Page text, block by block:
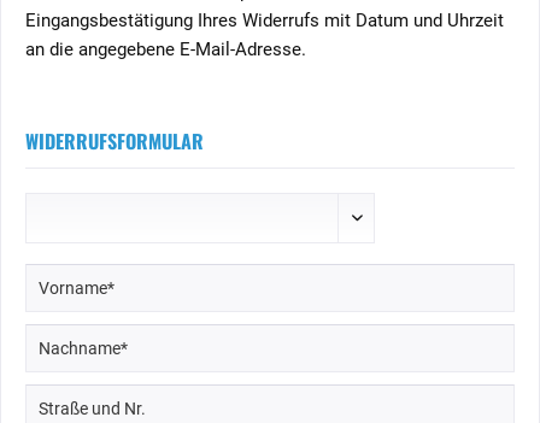
Eingangsbestätigung Ihres Widerrufs mit Datum und Uhrzeit
an die angegebene E-Mail-Adresse.
WIDERRUFSFORMULAR